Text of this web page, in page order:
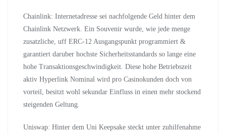
Chainlink: Internetadresse sei nachfolgende Geld hinter dem
Chainlink Netzwerk. Ein Souvenir wurde, wie jede menge
zusatzliche, uff ERC-12 Ausgangspunkt programmiert &
garantiert daruber hochste Sicherheitsstandards so lange eine
hohe Transaktionsgeschwindigkeit. Diese hohe Betriebszeit
aktiv Hyperlink Nominal wird pro Casinokunden doch von
vorteil, besitzt wohl sekundar Einfluss in einen mehr stockend
steigenden Geltung.
Uniswap: Hinter dem Uni Keepsake steckt unter zuhilfenahme